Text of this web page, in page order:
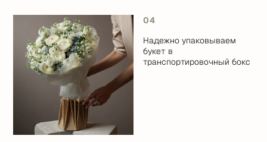
04
Надежно упаковываем
букет в
транспортировочный бокс